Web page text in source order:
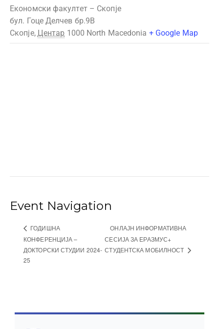
Економски факултет – Скопје
бул. Гоце Делчев бр.9В
Скопје, Центар 1000 North Macedonia + Google Map
Event Navigation
ГОДИШНА
КОНФЕРЕНЦИЈА –
ДОКТОРСКИ СТУДИИ 2024-
25
OНЛАЈН ИНФОРМАТИВНА
СЕСИЈА ЗА ЕРАЗМУС+
СТУДЕНТСКА МОБИЛНОСТ